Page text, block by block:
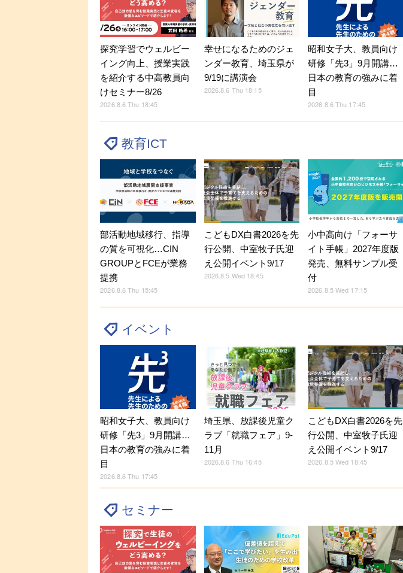
探究学習でウェルビー
イング向上、授業実践
を紹介する中高教員向
けセミナー8/26
2026.8.6 Thu 18:45
幸せになるためのジェ
ンダー教育、埼玉県が
9/19に講演会
2026.8.6 Thu 18:15
昭和女子大、教員向け
研修「先3」9月開講…
日本の教育の強みに着
目
2026.8.6 Thu 17:45
教育ICT
部活動地域移行、指導
の質を可視化…CIN
GROUPとFCEが業務
提携
2026.8.6 Thu 15:45
こどもDX白書2026を先
行公開、中室牧子氏迎
え公開イベント9/17
2026.8.5 Wed 18:45
小中高向け「フォーサ
イト手帳」2027年度版
発売、無料サンプル受
付
2026.8.5 Wed 17:15
イベント
昭和女子大、教員向け
研修「先3」9月開講…
日本の教育の強みに着
目
2026.8.6 Thu 17:45
埼玉県、放課後児童ク
ラブ「就職フェア」9-
11月
2026.8.6 Thu 16:45
こどもDX白書2026を先
行公開、中室牧子氏迎
え公開イベント9/17
2026.8.5 Wed 18:45
セミナー